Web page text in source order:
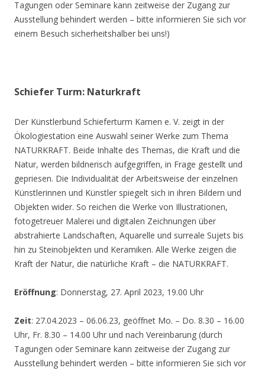
Tagungen oder Seminare kann zeitweise der Zugang zur
Ausstellung behindert werden – bitte informieren Sie sich vor
einem Besuch sicherheitshalber bei uns!)
Schiefer Turm: Naturkraft
Der Künstlerbund Schieferturm Kamen e. V. zeigt in der
Ökologiestation eine Auswahl seiner Werke zum Thema
NATURKRAFT. Beide Inhalte des Themas, die Kraft und die
Natur, werden bildnerisch aufgegriffen, in Frage gestellt und
gepriesen. Die Individualität der Arbeitsweise der einzelnen
Künstlerinnen und Künstler spiegelt sich in ihren Bildern und
Objekten wider. So reichen die Werke von Illustrationen,
fotogetreuer Malerei und digitalen Zeichnungen über
abstrahierte Landschaften, Aquarelle und surreale Sujets bis
hin zu Steinobjekten und Keramiken. Alle Werke zeigen die
Kraft der Natur, die natürliche Kraft – die NATURKRAFT.
Eröffnung: Donnerstag, 27. April 2023, 19.00 Uhr
Zeit: 27.04.2023 – 06.06.23, geöffnet Mo. – Do. 8.30 – 16.00
Uhr, Fr. 8.30 – 14.00 Uhr und nach Vereinbarung (durch
Tagungen oder Seminare kann zeitweise der Zugang zur
Ausstellung behindert werden – bitte informieren Sie sich vor